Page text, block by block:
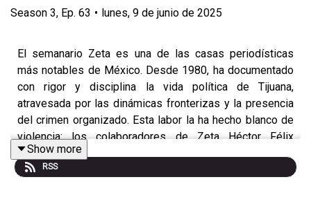
Season 3, Ep. 63 • lunes, 9 de junio de 2025
El semanario Zeta es una de las casas periodísticas
más notables de México. Desde 1980, ha documentado
con rigor y disciplina la vida política de Tijuana,
atravesada por las dinámicas fronterizas y la presencia
del crimen organizado. Esta labor la ha hecho blanco de
violencia: los colaboradores de Zeta Héctor Félix
Miranda, Francisco Ortiz Franco y Margarito Martínez
fueron asesinados en 1988, 2004 y 2022,
Show more
RSS